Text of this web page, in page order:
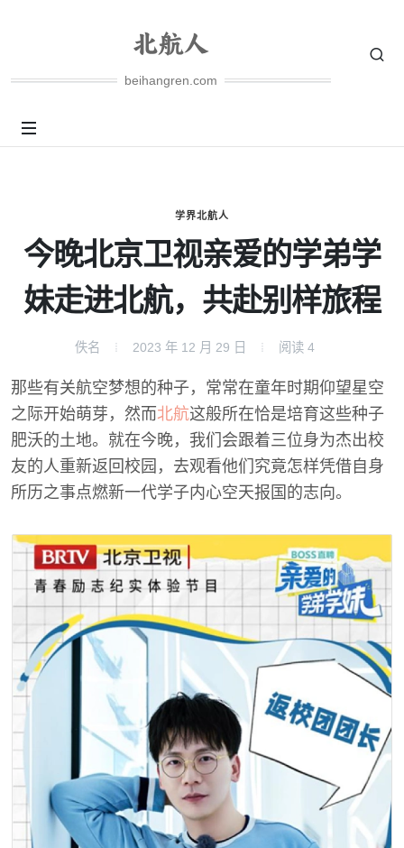
beihangren.com
学界北航人
今晚北京卫视亲爱的学弟学
妹走进北航，共赴别样旅程
佚名 2023 年 12 月 29 日 阅读 4
那些有关航空梦想的种子，常常在童年时期仰望星空
之际开始萌芽，然而北航这般所在恰是培育这些种子
肥沃的土地。就在今晚，我们会跟着三位身为杰出校
友的人重新返回校园，去观看他们究竟怎样凭借自身
所历之事点燃新一代学子内心空天报国的志向。